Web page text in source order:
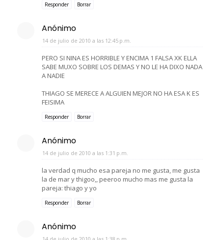
Responder Borrar
Anónimo
14 de julio de 2010 a las 12:45 p.m.
PERO SI NINA ES HORRIBLE Y ENCIMA 1 FALSA XK ELLA
SABE MUXO SOBRE LOS DEMAS Y NO LE HA DIXO NADA
A NADIE
THIAGO SE MERECE A ALGUIEN MEJOR NO HA ESA K ES
FEISIMA
Responder Borrar
Anónimo
14 de julio de 2010 a las 1:31 p.m.
la verdad q mucho esa pareja no me gusta, me gusta
la de mar y thigoo,, peeroo mucho mas me gusta la
pareja: thiago y yo
Responder Borrar
Anónimo